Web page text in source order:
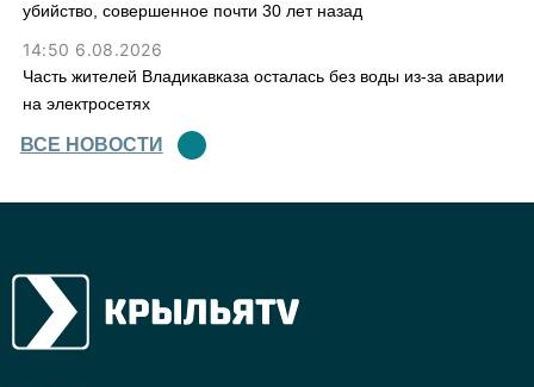
убийство, совершенное почти 30 лет назад
14:50 6.08.2026
Часть жителей Владикавказа осталась без воды из-за аварии
на электросетях
ВСЕ НОВОСТИ